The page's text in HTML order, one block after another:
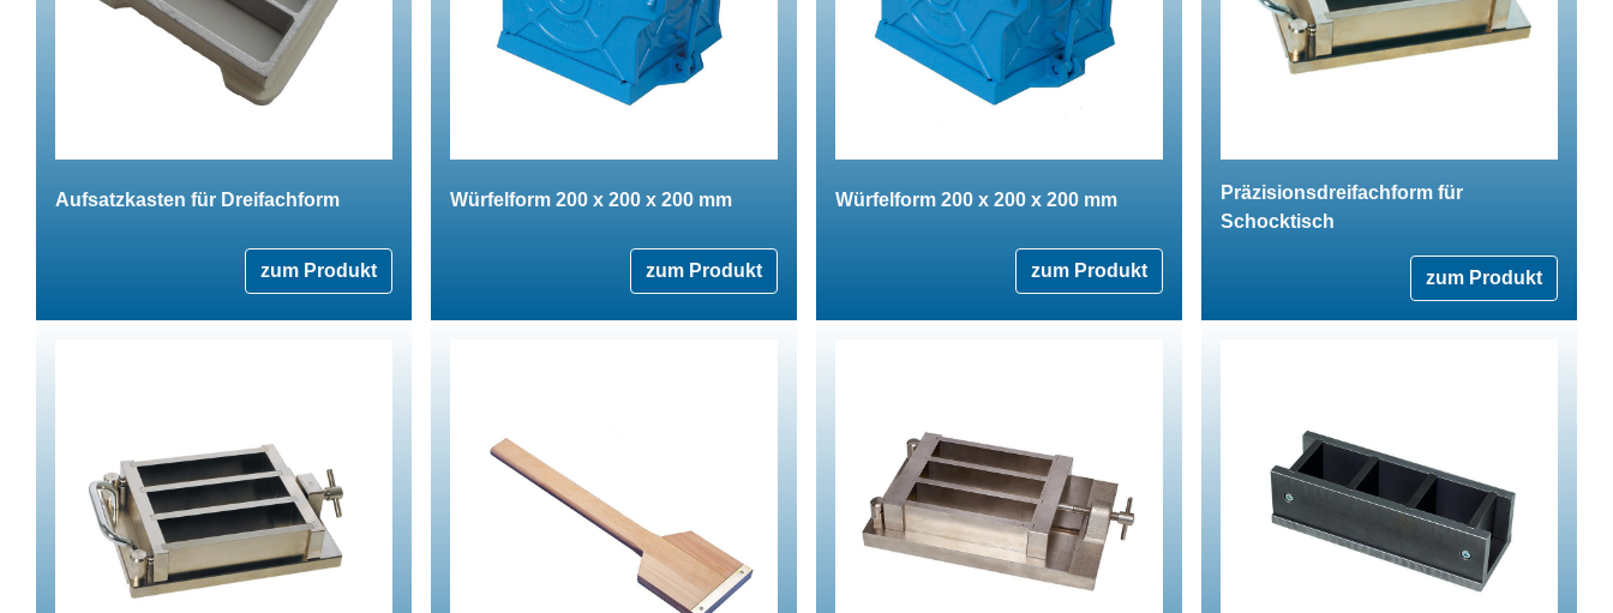
Aufsatzkasten für Dreifachform
zum Produkt
Würfelform 200 x 200 x 200 mm
zum Produkt
Würfelform 200 x 200 x 200 mm
zum Produkt
Präzisionsdreifachform für
Schocktisch
zum Produkt